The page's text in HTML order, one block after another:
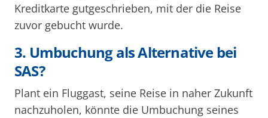
Kreditkarte gutgeschrieben, mit der die Reise
zuvor gebucht wurde.
3. Umbuchung als Alternative bei
SAS?
Plant ein Fluggast, seine Reise in naher Zukunft
nachzuholen, könnte die Umbuchung seines